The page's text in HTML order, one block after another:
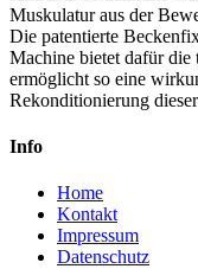
Muskulatur aus der
Die patentierte
Machine bietet dafür die
ermöglicht so eine
Rekonditionierung
Info
Home
Kontakt
Impressum
Datenschutz